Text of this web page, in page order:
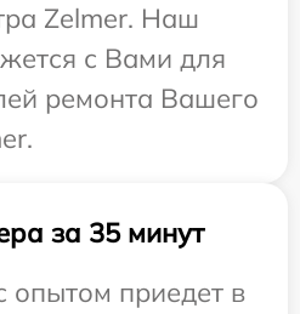
Zelmer. Наш
с Вами для
ремонта Вашего
за 35 минут
опытом приедет в